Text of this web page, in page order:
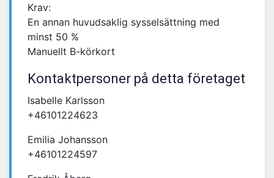
Krav:
En annan huvudsaklig sysselsättning med
minst 50 %
Manuellt B-körkort
Kontaktpersoner på detta företaget
Isabelle Karlsson
+46101224623
Emilia Johansson
+46101224597